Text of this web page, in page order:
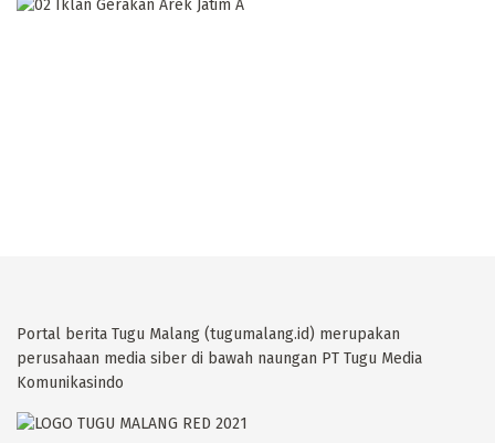
Portal berita Tugu Malang (tugumalang.id) merupakan
perusahaan media siber di bawah naungan PT Tugu Media
Komunikasindo